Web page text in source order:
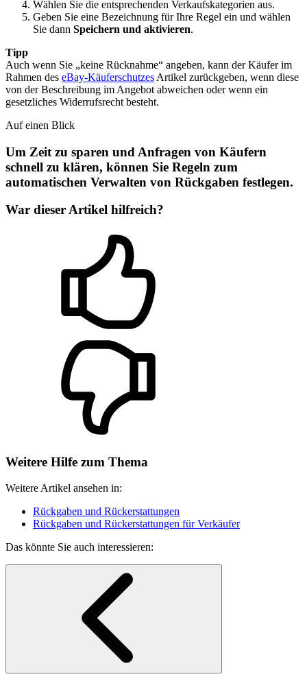
Wählen Sie die entsprechenden Verkaufskategorien aus.
Geben Sie eine Bezeichnung für Ihre Regel ein und wählen
Sie dann Speichern und aktivieren.
Tipp
Auch wenn Sie „keine Rücknahme“ angeben, kann der Käufer im
Rahmen des eBay-Käuferschutzes Artikel zurückgeben, wenn diese
von der Beschreibung im Angebot abweichen oder wenn ein
gesetzliches Widerrufsrecht besteht.
Auf einen Blick
Um Zeit zu sparen und Anfragen von Käufern
schnell zu klären, können Sie Regeln zum
automatischen Verwalten von Rückgaben festlegen.
War dieser Artikel hilfreich?
Weitere Hilfe zum Thema
Weitere Artikel ansehen in:
Rückgaben und Rückerstattungen
Rückgaben und Rückerstattungen für Verkäufer
Das könnte Sie auch interessieren: